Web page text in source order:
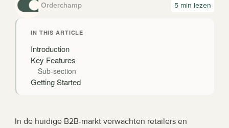
Orderchamp 5 min lezen
IN THIS ARTICLE
Introduction
Key Features
Sub-section
Getting Started
In de huidige B2B-markt verwachten retailers en